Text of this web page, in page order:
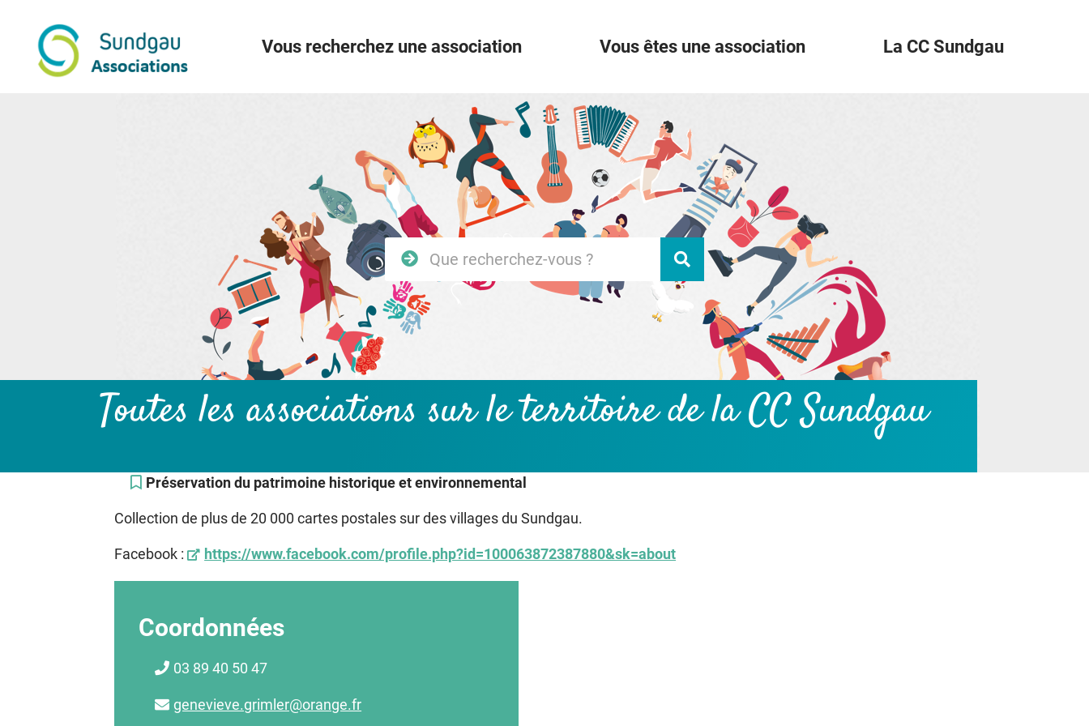
Vous recherchez une association Vous êtes une association La CC Sundgau
Rechercher
sur
le
site
Valider
Toutes les associations sur le territoire de la CC Sundgau
Préservation du patrimoine historique et environnemental
Collection de plus de 20 000 cartes postales sur des villages du Sundgau.
Facebook : https://www.facebook.com/profile.php?id=100063872387880&sk=about
Coordonnées
03 89 40 50 47
genevieve.grimler@orange.fr